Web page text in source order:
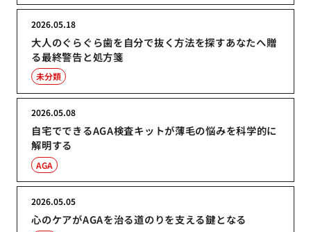
大人のぐらぐら歯を自分で抜く方法を探すあなたへ贈
る最終警告と処方箋
2026.05.18
未分類
自宅でできるAGA検査キットが薄毛の悩みを科学的に
解明する
2026.05.08
AGA
心のケアがAGAを治る道のりを支える鍵となる
2026.05.05